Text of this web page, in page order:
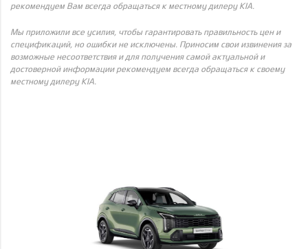
рекомендуем Вам всегда обращаться к местному дилеру KIA.
Мы приложили все усилия, чтобы гарантировать правильность цен и
спецификаций, но ошибки не исключены. Приносим свои извинения за
возможные несоответствия и для получения самой актуальной и
достоверной информации рекомендуем всегда обращаться к своему
местному дилеру KIA.